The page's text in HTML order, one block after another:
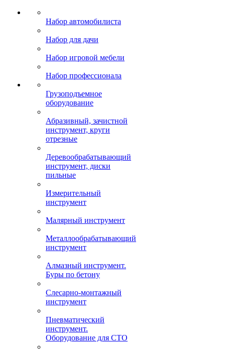
Набор автомобилиста
Набор для дачи
Набор игровой мебели
Набор профессионала
Грузоподъемное
оборудование
Абразивный, зачистной
инструмент, круги
отрезные
Деревообрабатывающий
инструмент, диски
пильные
Измерительный
инструмент
Малярный инструмент
Металлообрабатывающий
инструмент
Алмазный инструмент.
Буры по бетону
Слесарно-монтажный
инструмент
Пневматический
инструмент.
Оборудование для СТО